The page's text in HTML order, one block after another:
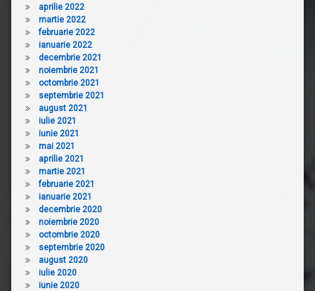
aprilie 2022
martie 2022
februarie 2022
ianuarie 2022
decembrie 2021
noiembrie 2021
octombrie 2021
septembrie 2021
august 2021
iulie 2021
iunie 2021
mai 2021
aprilie 2021
martie 2021
februarie 2021
ianuarie 2021
decembrie 2020
noiembrie 2020
octombrie 2020
septembrie 2020
august 2020
iulie 2020
iunie 2020